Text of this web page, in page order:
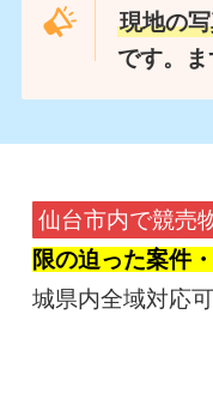
現地の
です。ま
仙台市内で競売
限の迫った案件
城県内全域対応可